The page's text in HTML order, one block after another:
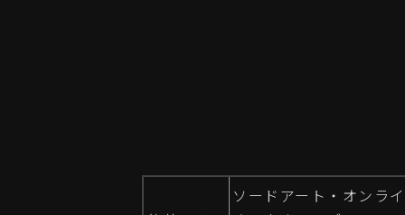
ソードアート・オンラ